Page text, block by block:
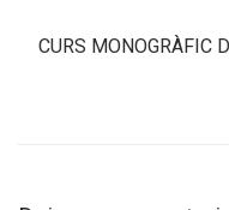
CURS MONOGRÀFIC